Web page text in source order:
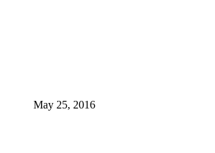
May 25, 2016